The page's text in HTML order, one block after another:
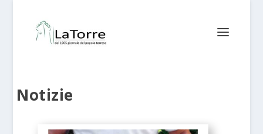
Notizie